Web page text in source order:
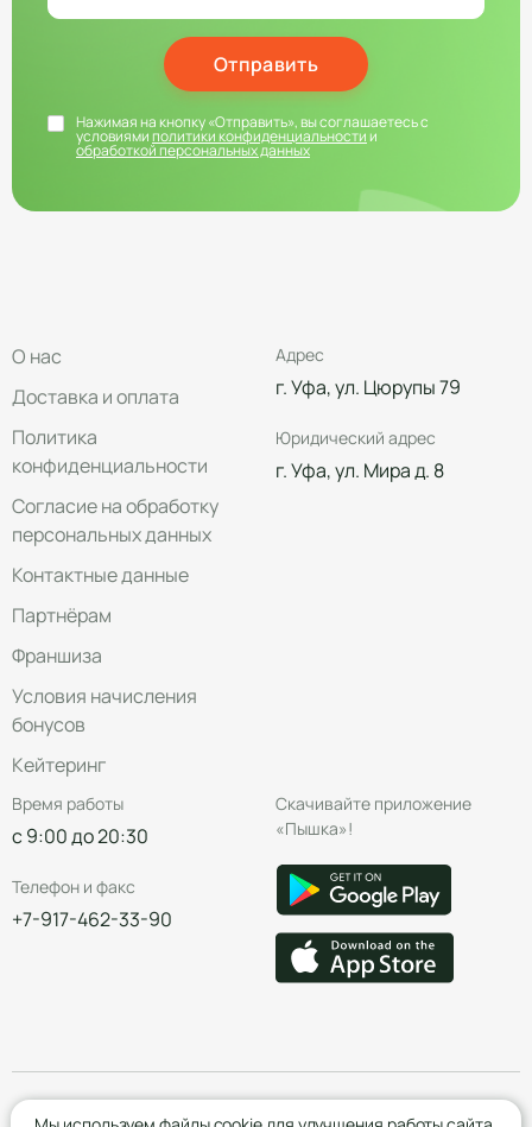
Отправить
Нажимая на кнопку «Отправить», вы соглашаетесь с
условиямиполитики конфиденциальностии
обработкой персональных данных
О нас
Доставка и оплата
Политика
конфиденциальности
Согласие на обработку
персональных данных
Контактные данные
Партнёрам
Франшиза
Условия начисления
бонусов
Кейтеринг
Адрес
г. Уфа, ул. Цюрупы 79
Юридический адрес
г. Уфа, ул. Мира д. 8
Время работы
с 9:00 до 20:30
Телефон и факс
+7-917-462-33-90
Скачивайте приложение
«Пышка»!